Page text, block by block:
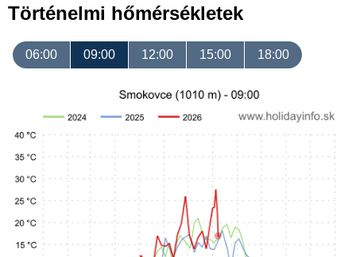
Történelmi hőmérsékletek
06:00 09:00 12:00 15:00 18:00